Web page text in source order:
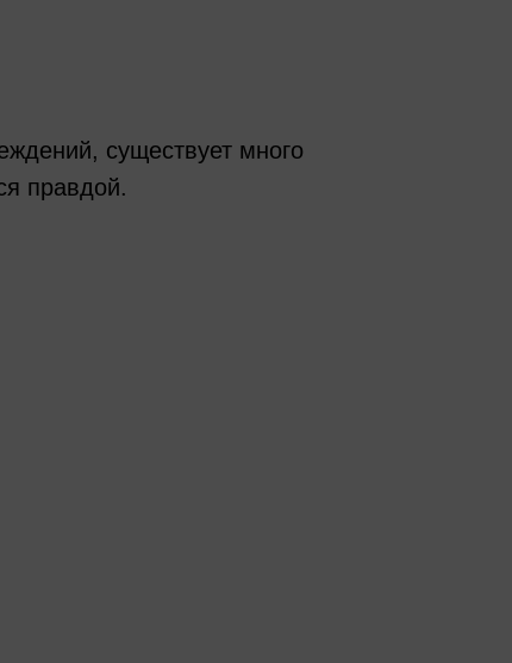
существует много
правдой.